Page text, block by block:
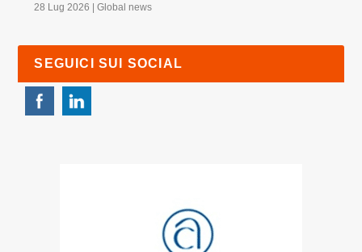
28 Lug 2026 |Global news
SEGUICI SUI SOCIAL